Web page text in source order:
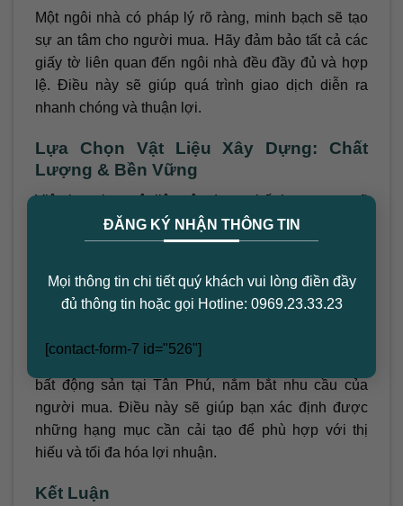
ĐĂNG KÝ NHẬN THÔNG TIN
Mọi thông tin chi tiết quý khách vui lòng điền đầy
đủ thông tin hoặc gọi Hotline: 0969.23.33.23
[contact-form-7 id="526"]
Một ngôi nhà có pháp lý rõ ràng, minh bạch sẽ tạo
sự an tâm cho người mua. Hãy đảm bảo tất cả các
giấy tờ liên quan đến ngôi nhà đều đầy đủ và hợp
lệ. Điều này sẽ giúp quá trình giao dịch diễn ra
nhanh chóng và thuận lợi.
Lựa Chọn Vật Liệu Xây Dựng: Chất
Lượng & Bền Vững
Việc lựa chọn vật liệu xây dựng chất lượng cao sẽ
giúp tăng giá trị và tuổi thọ của ngôi nhà. Hãy ưu
tiên sử dụng các vật liệu bền vững, thân thiện với
cho tương lai.
bất động sản tại Tân Phú, nắm bắt nhu cầu của
người mua. Điều này sẽ giúp bạn xác định được
những hạng mục cần cải tạo để phù hợp với thị
hiếu và tối đa hóa lợi nhuận.
Kết Luận